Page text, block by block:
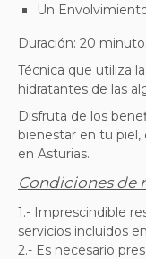
Un
Duración: 20
Técnica que utiliza
hidratantes de las
Disfruta de los
bienestar en tu piel,
en Asturias.
Condiciones de
1.- Imprescindible
servicios incluidos
2.- Es necesario